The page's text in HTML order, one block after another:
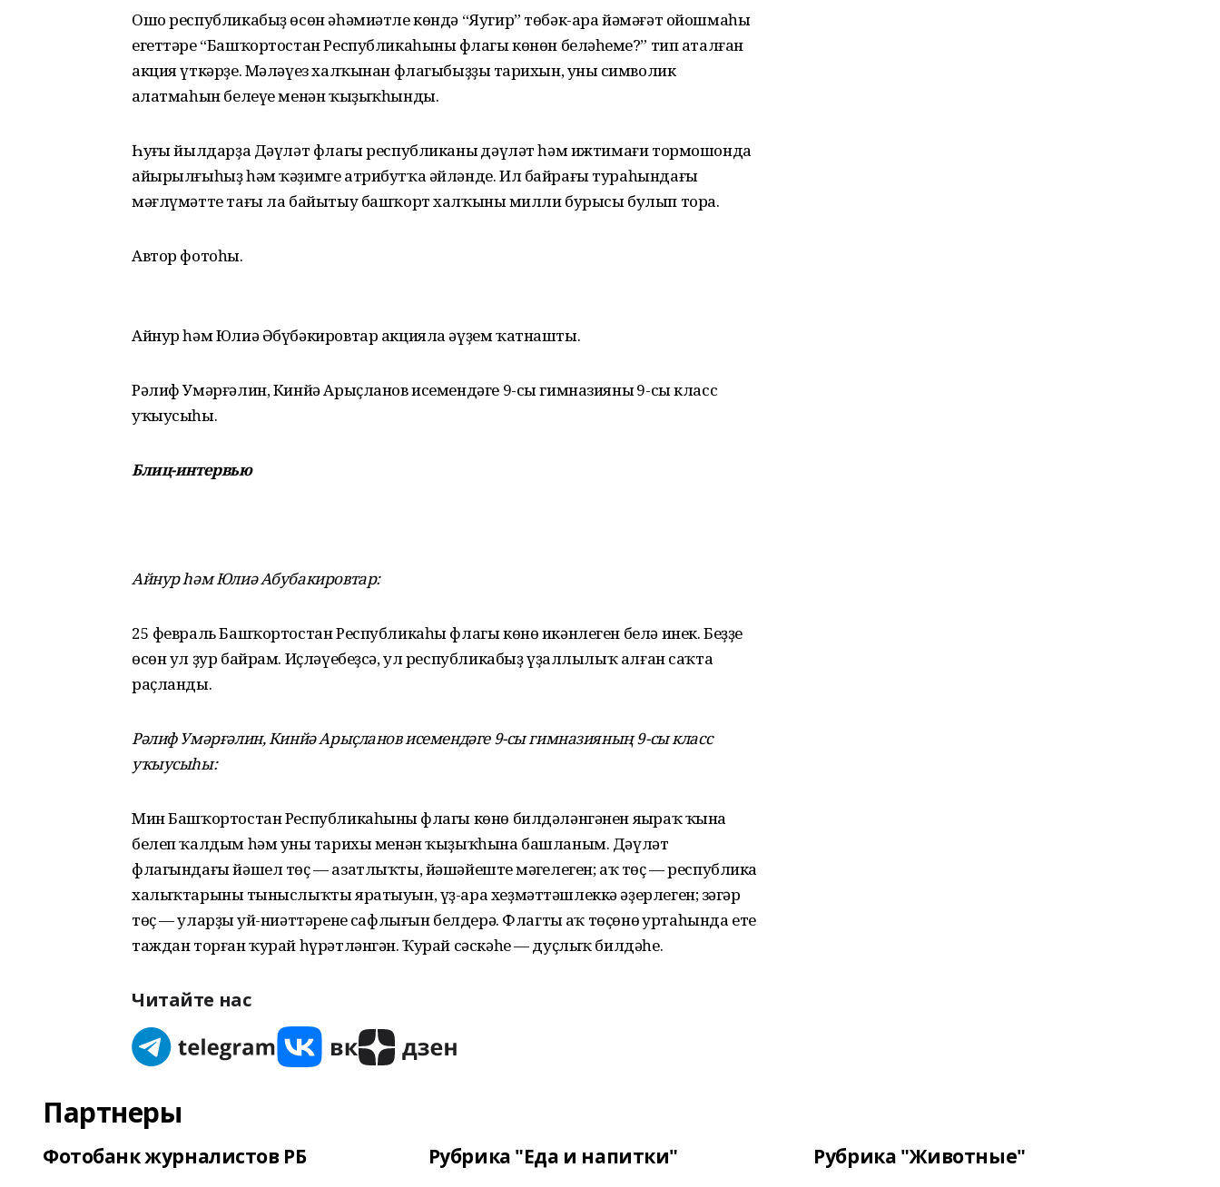
Ошо республикабыҙ өсөн әһәмиәтле көндә “Яугир” төбәк-ара йәмәғәт ойошмаһы
егеттәре “Башҡортостан Республикаһының флагы көнөн беләһеңме?” тип аталған
акция үткәрҙе. Мәләүез халҡынан флагыбыҙҙың тарихын, уның символик
аңлатмаһын белеүе менән ҡыҙыҡһынды.
Һуңғы йылдарҙа Дәүләт флагы республиканың дәүләт һәм ижтимағи тормошонда
айырылғыһыҙ һәм ҡәҙимге атрибутҡа әйләнде. Ил байрағы тураһындағы
мәғлүмәтте тағы ла байытыу башҡорт халҡының милли бурысы булып тора.
Автор фотоһы.
Айнур һәм Юлиә Әбүбәкировтар акцияла әүҙем ҡатнашты.
Рәлиф Умәрғәлин, Кинйә Арыҫланов исемендәге 9-сы гимназияның 9-сы класс
уҡыусыһы.
Блиц-интервью
Айнур һәм Юлиә Абубакировтар:
25 февраль Башҡортостан Республикаһы флагы көнө икәнлеген белә инек. Беҙҙең
өсөн ул ҙур байрам. Иҫләүебеҙсә, ул республикабыҙ үҙаллылыҡ алған саҡта
раҫланды.
Рәлиф Умәрғәлин, Кинйә Арыҫланов исемендәге 9-сы гимназияның 9-сы класс
уҡыусыһы:
Мин Башҡортостан Республикаһының флагы көнө билдәләнгәнен яңыраҡ ҡына
белеп ҡалдым һәм уның тарихы менән ҡыҙыҡһына башланым. Дәүләт
флагындағы йәшел төҫ — азатлыҡты, йәшәйештең мәңгелеген; аҡ төҫ — республика
халыҡтарының тыныслыҡты яратыуын, үҙ-ара хеҙмәттәшлеккә әҙерлеген; зәңгәр
төҫ — уларҙың уй-ниәттәренең сафлығын белдерә. Флагтың аҡ төҫөнөң уртаһында ете
таждан торған ҡурай һүрәтләнгән. Ҡурай сәскәһе — дуҫлыҡ билдәһе.
Читайте нас
Партнеры
Фотобанк журналистов РБ Рубрика "Еда и напитки" Рубрика "Животные"